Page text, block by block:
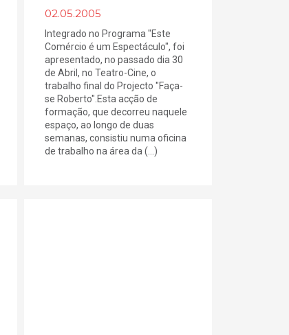
02.05.2005
Integrado no Programa "Este
Comércio é um Espectáculo", foi
apresentado, no passado dia 30
de Abril, no Teatro-Cine, o
trabalho final do Projecto "Faça-
se Roberto".Esta acção de
formação, que decorreu naquele
espaço, ao longo de duas
semanas, consistiu numa oficina
de trabalho na área da (...)